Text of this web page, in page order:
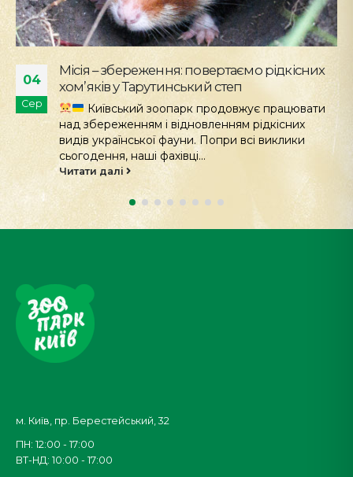
04
Сер
Місія – збереження: повертаємо рідкісних
хом’яків у Тарутинський степ
Київський зоопарк продовжує працювати
над збереженням і відновленням рідкісних
видів української фауни. Попри всі виклики
сьогодення, наші фахівці...
Читати далі
м. Київ, пр. Берестейський, 32
ПН: 12:00 - 17:00
ВТ-НД: 10:00 - 17:00